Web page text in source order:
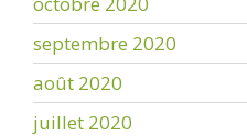
septembre 2020
août 2020
juillet 2020